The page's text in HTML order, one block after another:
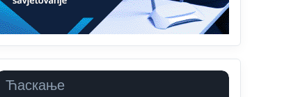
Ћаскање
Анонимно2810587
Nije u svijetu problem,nahraniti siromasnd,kako
nahraniti bogate!?
Анонимно2810587